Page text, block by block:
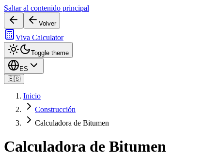
Saltar al contenido principal
Volver
Viva Calculator
Toggle theme
ES
🇪🇸
Inicio
Construcción
Calculadora de Bitumen
Calculadora de Bitumen